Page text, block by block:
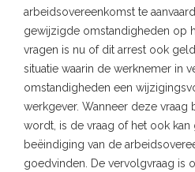
arbeidsovereenkomst te
gewijzigde omstandigheden op
vragen is nu of dit arrest ook
situatie waarin de werknemer in
omstandigheden een
werkgever. Wanneer deze vraag
wordt, is de vraag of het ook
beëindiging van de
goedvinden. De vervolgvraag is